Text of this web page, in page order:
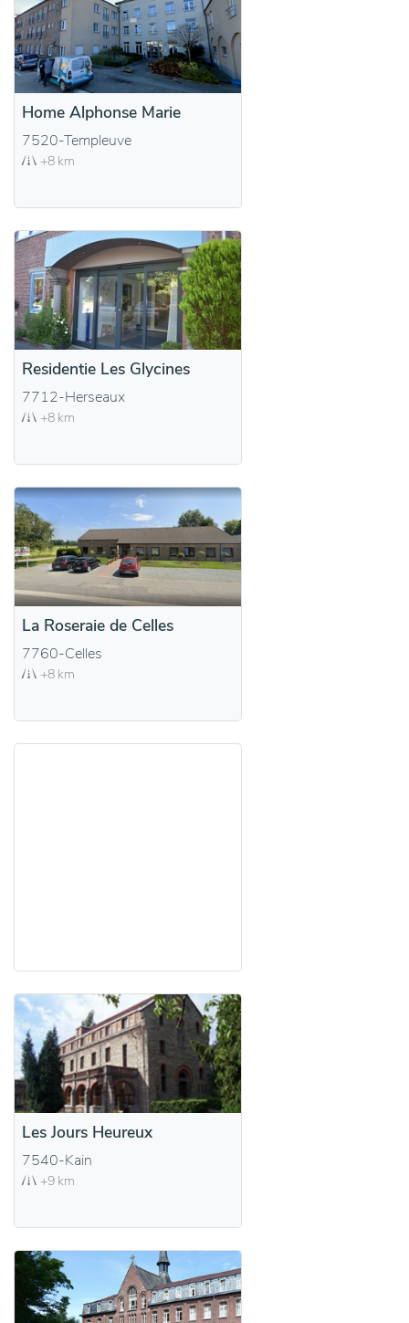
Home Alphonse Marie
7520-Templeuve
+8 km
Residentie Les Glycines
7712-Herseaux
+8 km
La Roseraie de Celles
7760-Celles
+8 km
Les Jours Heureux
7540-Kain
+9 km